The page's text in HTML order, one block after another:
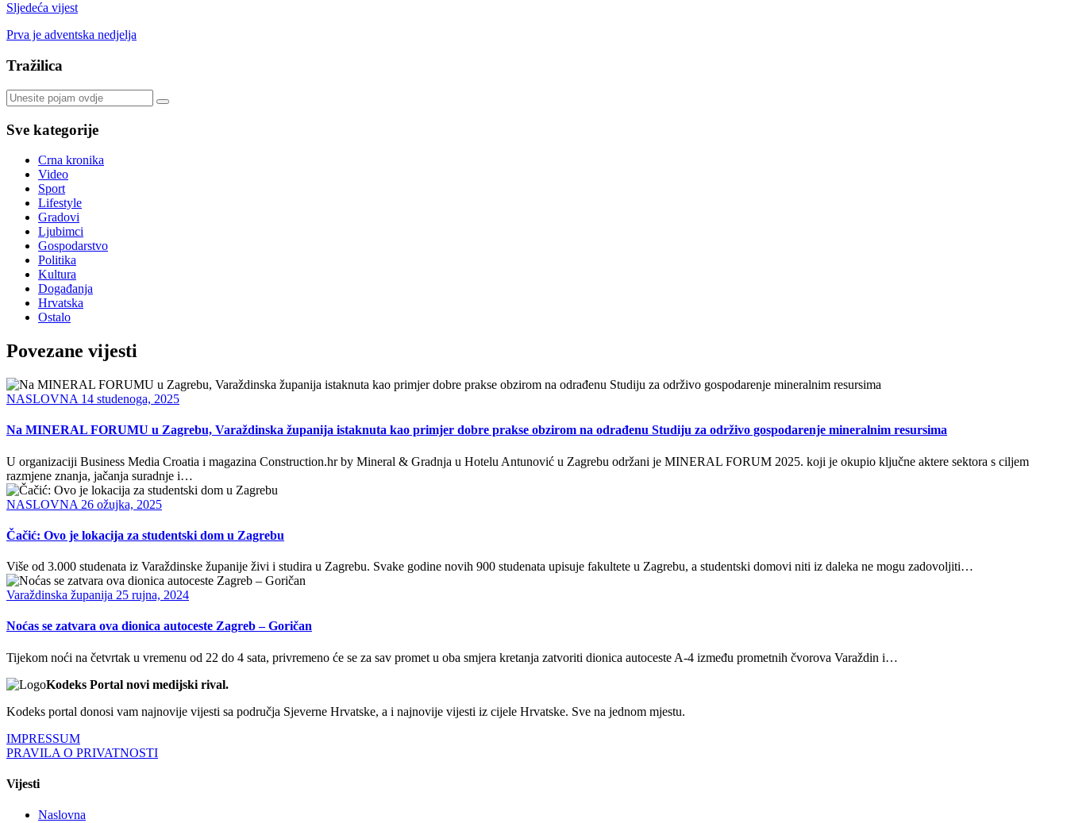
Sljedeća vijest
Prva je adventska nedjelja
Tražilica
Sve kategorije
Crna kronika
Video
Sport
Lifestyle
Gradovi
Ljubimci
Gospodarstvo
Politika
Kultura
Događanja
Hrvatska
Ostalo
Povezane vijesti
NASLOVNA 14 studenoga, 2025
Na MINERAL FORUMU u Zagrebu, Varaždinska županija istaknuta kao primjer dobre prakse obzirom na odrađenu Studiju za održivo gospodarenje mineralnim resursima
U organizaciji Business Media Croatia i magazina Construction.hr by Mineral & Gradnja u Hotelu Antunović u Zagrebu održani je MINERAL FORUM 2025. koji je okupio ključne aktere sektora s ciljem
razmjene znanja, jačanja suradnje i…
NASLOVNA 26 ožujka, 2025
Čačić: Ovo je lokacija za studentski dom u Zagrebu
Više od 3.000 studenata iz Varaždinske županije živi i studira u Zagrebu. Svake godine novih 900 studenata upisuje fakultete u Zagrebu, a studentski domovi niti iz daleka ne mogu zadovoljiti…
Varaždinska županija 25 rujna, 2024
Noćas se zatvara ova dionica autoceste Zagreb – Goričan
Tijekom noći na četvrtak u vremenu od 22 do 4 sata, privremeno će se za sav promet u oba smjera kretanja zatvoriti dionica autoceste A-4 između prometnih čvorova Varaždin i…
Kodeks Portal novi medijski rival.
Kodeks portal donosi vam najnovije vijesti sa područja Sjeverne Hrvatske, a i najnovije vijesti iz cijele Hrvatske. Sve na jednom mjestu.
IMPRESSUM
PRAVILA O PRIVATNOSTI
Vijesti
Naslovna